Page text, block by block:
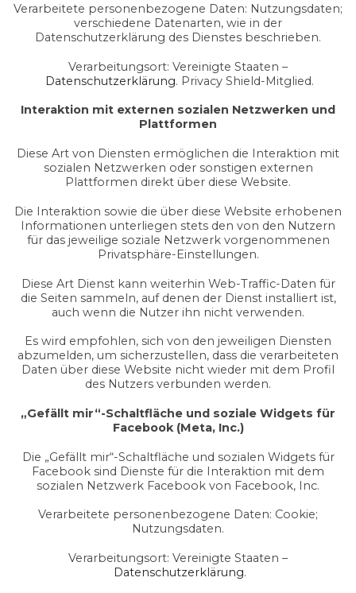
Verarbeitete personenbezogene Daten: Nutzungsdaten;
verschiedene Datenarten, wie in der
Datenschutzerklärung des Dienstes beschrieben.
Verarbeitungsort: Vereinigte Staaten –
Datenschutzerklärung. Privacy Shield-Mitglied.
Interaktion mit externen sozialen Netzwerken und
Plattformen
Diese Art von Diensten ermöglichen die Interaktion mit
sozialen Netzwerken oder sonstigen externen
Plattformen direkt über diese Website.
Die Interaktion sowie die über diese Website erhobenen
Informationen unterliegen stets den von den Nutzern
für das jeweilige soziale Netzwerk vorgenommenen
Privatsphäre-Einstellungen.
Diese Art Dienst kann weiterhin Web-Traffic-Daten für
die Seiten sammeln, auf denen der Dienst installiert ist,
auch wenn die Nutzer ihn nicht verwenden.
Es wird empfohlen, sich von den jeweiligen Diensten
abzumelden, um sicherzustellen, dass die verarbeiteten
Daten über diese Website nicht wieder mit dem Profil
des Nutzers verbunden werden.
„Gefällt mir“-Schaltfläche und soziale Widgets für
Facebook (Meta, Inc.)
Die „Gefällt mir“-Schaltfläche und sozialen Widgets für
Facebook sind Dienste für die Interaktion mit dem
sozialen Netzwerk Facebook von Facebook, Inc.
Verarbeitete personenbezogene Daten: Cookie;
Nutzungsdaten.
Verarbeitungsort: Vereinigte Staaten –
Datenschutzerklärung.